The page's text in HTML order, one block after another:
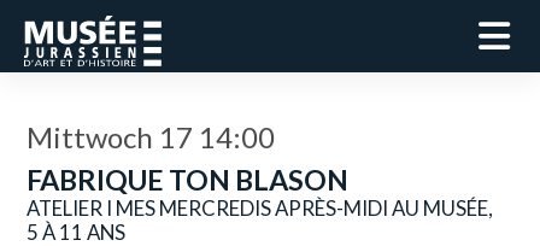
Mittwoch 17 14:00
FABRIQUE TON BLASON
ATELIER I MES MERCREDIS APRÈS-MIDI AU MUSÉE,
5 À 11 ANS